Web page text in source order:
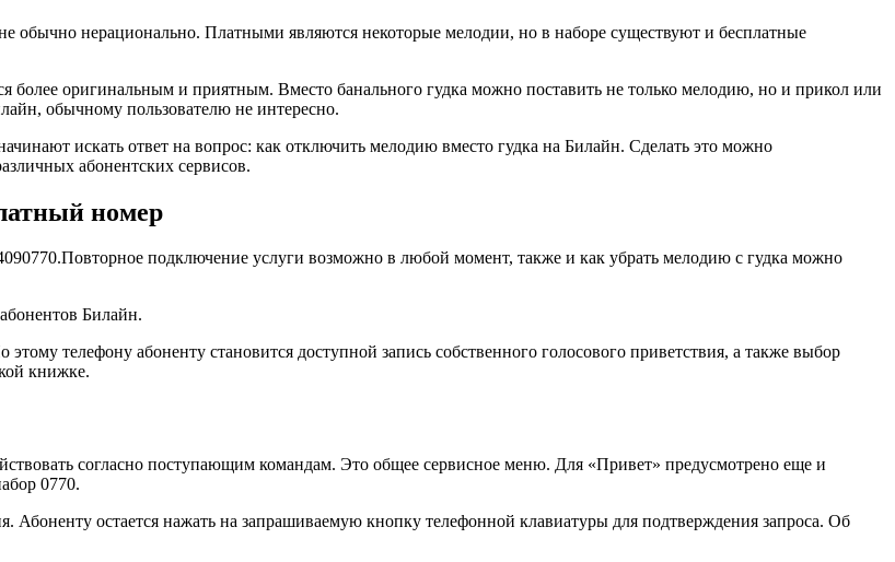
обычно нерационально. Платными являются некоторые мелодии, но в наборе существуют и бесплатные
более оригинальным и приятным. Вместо банального гудка можно поставить не только мелодию, но и прикол или
обычному пользователю не интересно.
искать ответ на вопрос: как отключить мелодию вместо гудка на Билайн. Сделать это можно
абонентских сервисов.
номер
90770.Повторное подключение услуги возможно в любой момент, также и как убрать мелодию с гудка можно
Билайн.
этому телефону абоненту становится доступной запись собственного голосового приветствия, а также выбор
книжке.
согласно поступающим командам. Это общее сервисное меню. Для «Привет» предусмотрено еще и
0770.
Абоненту остается нажать на запрашиваемую кнопку телефонной клавиатуры для подтверждения запроса. Об